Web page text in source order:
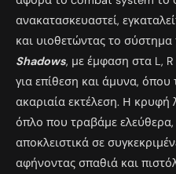
ανακατασκευαστεί,
και υιοθετώντας το σύστημα
Shadows, με έμφαση στα L,
για επίθεση και άμυνα, όπου
ακαριαία εκτέλεση. Η κρυφή
όπλο που τραβάμε ελεύθερα,
αποκλειστικά σε
αφήνοντας σπαθιά και